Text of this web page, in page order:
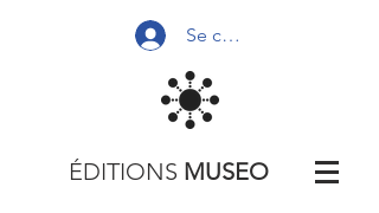
Se connecter
ÉDITIONS MUSEO